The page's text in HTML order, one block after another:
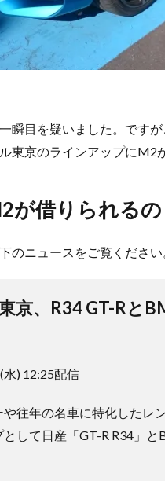
瞬目を疑いました。です
東京のラインアップにM2
が借りられるの
のニュースをご覧ください
京、R34 GT-Rと
) 12:25配信
往年の名車に特化したレ
して日産「GT-R R34」